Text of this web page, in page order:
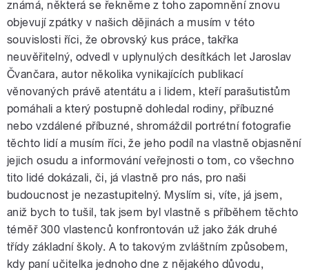
známá, některá se řekněme z toho zapomnění znovu
objevují zpátky v našich dějinách a musím v této
souvislosti říci, že obrovský kus práce, takřka
neuvěřitelný, odvedl v uplynulých desítkách let Jaroslav
Čvančara, autor několika vynikajících publikací
věnovaných právě atentátu a i lidem, kteří parašutistům
pomáhali a který postupně dohledal rodiny, příbuzné
nebo vzdálené příbuzné, shromáždil portrétní fotografie
těchto lidí a musím říci, že jeho podíl na vlastně objasnění
jejich osudu a informování veřejnosti o tom, co všechno
tito lidé dokázali, či, já vlastně pro nás, pro naši
budoucnost je nezastupitelný. Myslím si, víte, já jsem,
aniž bych to tušil, tak jsem byl vlastně s příběhem těchto
téměř 300 vlastenců konfrontován už jako žák druhé
třídy základní školy. A to takovým zvláštním způsobem,
kdy paní učitelka jednoho dne z nějakého důvodu,